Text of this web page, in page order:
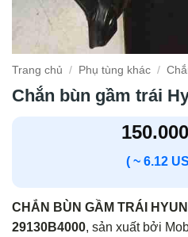
Trang chủ / Phụ tùng khác /
Chắn bùn gầm trái
150.000
( ~ 6.12
CHẮN BÙN GẦM TRÁI
29130B4000, sản xuất bởi